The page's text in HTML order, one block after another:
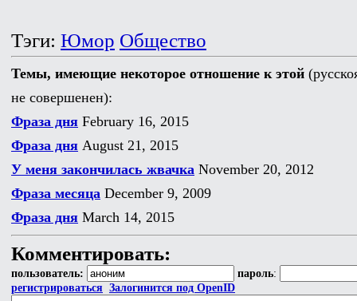
Тэги: Юмор Общество
Темы, имеющие некоторое отношение к этой
не совершенен):
Фраза дня February 16, 2015
Фраза дня August 21, 2015
У меня закончилась жвачка November 20, 2012
Фраза месяца December 9, 2009
Фраза дня March 14, 2015
Комментировать:
пользователь: пароль:
регистрироваться Залогинится под OpenID